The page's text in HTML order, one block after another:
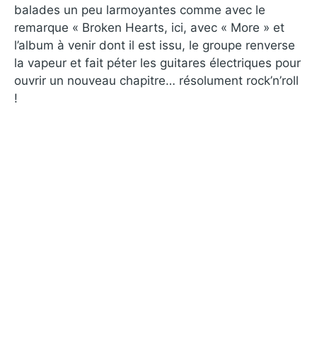
balades un peu larmoyantes comme avec le
remarque « Broken Hearts, ici, avec « More » et
l’album à venir dont il est issu, le groupe renverse
la vapeur et fait péter les guitares électriques pour
ouvrir un nouveau chapitre… résolument rock’n’roll
!